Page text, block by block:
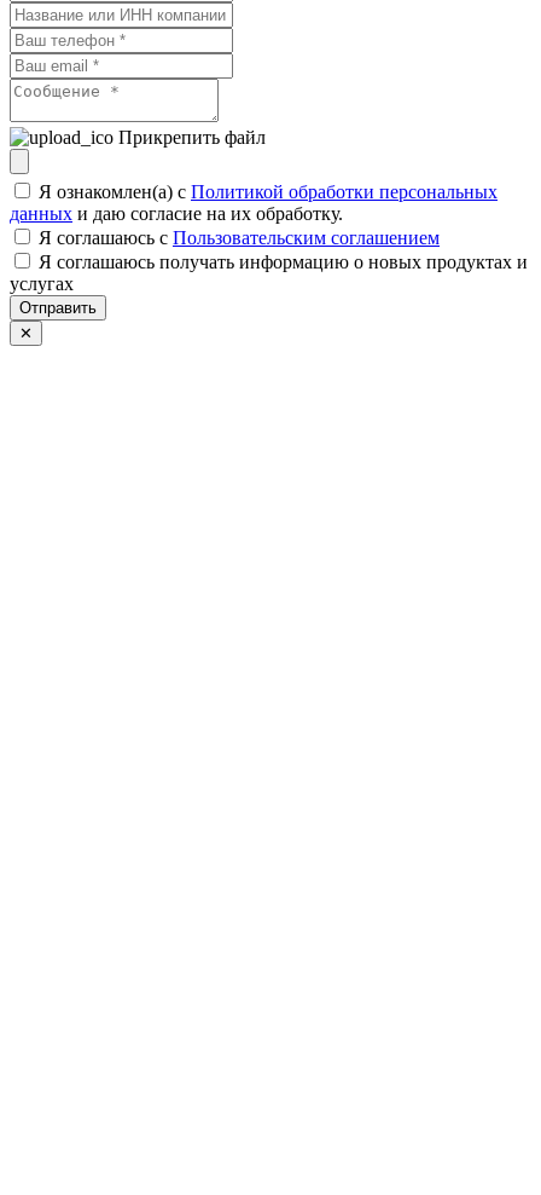
Прикрепить файл
Я ознакомлен(а) с Политикой обработки персональных
данных и даю согласие на их обработку.
Я соглашаюсь c Пользовательским соглашением
Я соглашаюсь получать информацию о новых продуктах и
услугах
Отправить
✕